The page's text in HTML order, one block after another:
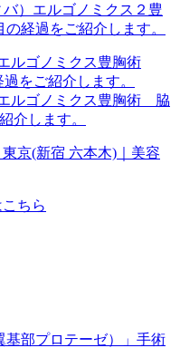
）エルゴノミクス２豊
経過をご紹介します。
ルゴノミクス豊胸術
をご紹介します。
ルゴノミクス豊胸術 脇
介します。
基部プロテーゼ）」手術